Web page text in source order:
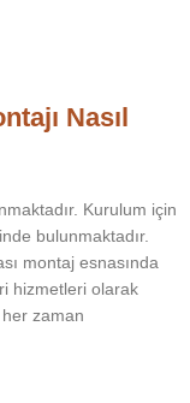
Nasıl
Kurulum için
bulunmaktadır.
montaj esnasında
hizmetleri olarak
zaman